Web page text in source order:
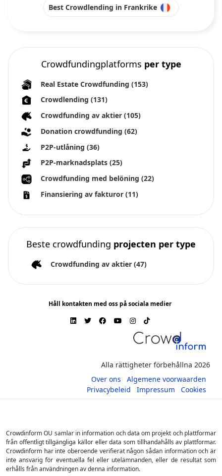
Best Crowdlending in Frankrike
Crowdfundingplatforms per type
Real Estate Crowdfunding (153)
Crowdlending (131)
Crowdfunding av aktier (105)
Donation crowdfunding (62)
P2P-utlåning (36)
P2P-marknadsplats (25)
Crowdfunding med belöning (22)
Finansiering av fakturor (11)
Beste crowdfunding projecten per type
Crowdfunding av aktier (47)
Håll kontakten med oss på sociala medier
Alla rättigheter förbehållna 2026
Over ons
Algemene voorwaarden
Privacybeleid
Impressum Cookies
Crowdinform OU samlar in information och data om projekt och plattformar
från offentligt tillgängliga källor eller data som tillhandahålls av plattformar.
Crowdinform har inte oberoende verifierat någon sådan information och är
inte ansvarig för eventuella fel eller utelämnanden, eller de resultat som
erhålls från användningen av denna information.